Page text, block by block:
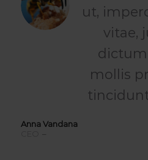
ut,
vitae,
dictum
mollis
Anna Vandana
–